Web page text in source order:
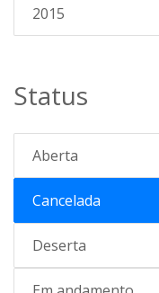
2015
Status
Aberta
Cancelada
Deserta